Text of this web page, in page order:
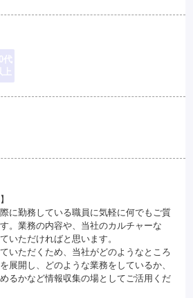
代
に勤務している職員に気軽に何でもご質
。業務の内容や、当社のカルチャーな
いただければと思います。
いただくため、当社がどのようなところ
展開し、どのような業務をしているか、
るかなど情報収集の場としてご活用くだ